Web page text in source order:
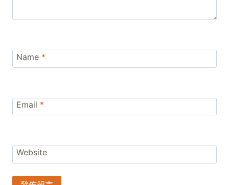
Name *
Email *
Website